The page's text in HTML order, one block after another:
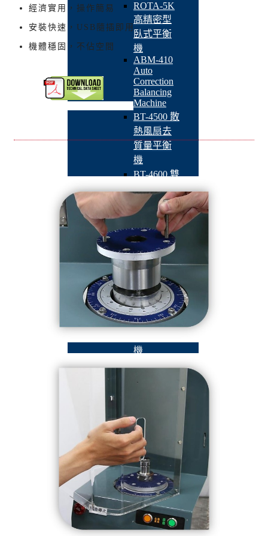
ROTA-5K
高精密型
臥式平衡
機
ABM-410
Auto
Correction
Balancing
Machine
BT-4500 散
熱風扇去
質量平衡
機
BT-4600 雙
工位電樞
去質量平
衡機
UAQ-01 /
UAQ-02 /
UAQ-21 /
UAQ-22 攜
帶式頻譜
分析儀
BT-4300 自
動雙面去
機
QB-502 線
依產業別
回上一頁
工具機產
業
回上
一頁
SA-
702
單/
經濟實用，操作簡易
安裝快速，USB隨插即用
機體穩固，不佔空間